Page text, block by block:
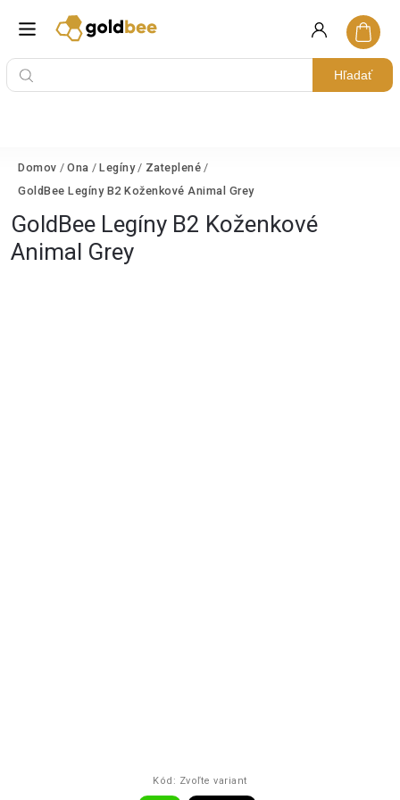
Hľadať
Domov / Ona / Legíny / Zateplené /
GoldBee Legíny B2 Koženkové Animal Grey
GoldBee Legíny B2 Koženkové
Animal Grey
Kód: Zvoľte variant